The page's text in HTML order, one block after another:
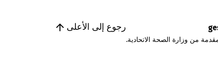
رجوع إلى الأعلى
من وزارة الصحة الاتحادية.